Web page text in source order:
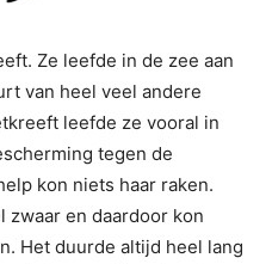
Ze leefde in de zee aan
van heel veel andere
leefde ze vooral in
tegen de
kon niets haar raken.
zwaar en daardoor kon
Het duurde altijd heel lang